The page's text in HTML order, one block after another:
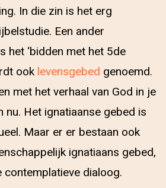
In die zin is het erg
Een ander
het ‘bidden met het 5de
ook levensgebed genoemd.
met het verhaal van God in je
nu. Het ignatiaanse gebed is
Maar er er bestaan ook
ignatiaans gebed,
dialoog.